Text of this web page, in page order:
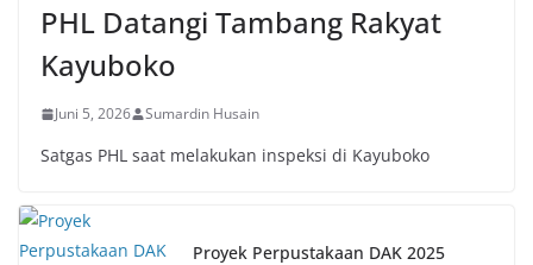
PHL Datangi Tambang Rakyat
Kayuboko
Juni 5, 2026 Sumardin Husain
Satgas PHL saat melakukan inspeksi di Kayuboko
Proyek Perpustakaan DAK 2025